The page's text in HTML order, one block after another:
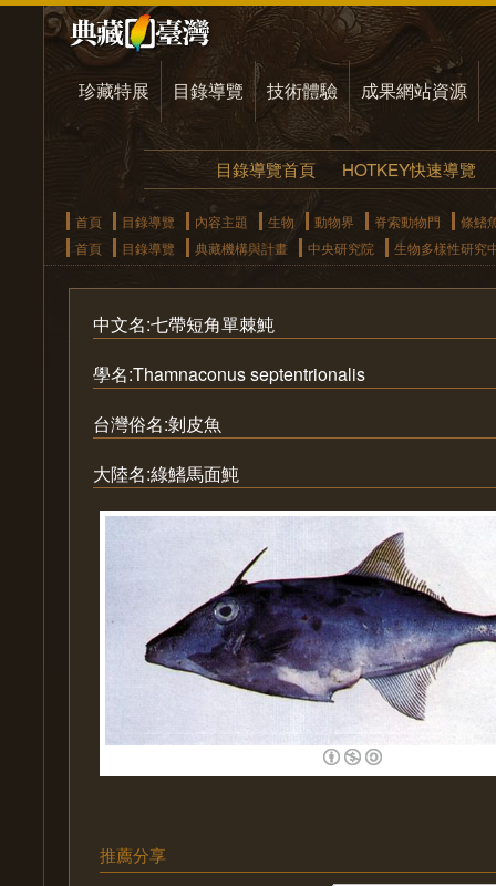
珍藏特展 目錄導覽 技術體驗 成果網站資源
目錄導覽首頁 HOTKEY快速導覽
首頁 目錄導覽 內容主題 生物 動物界 脊索動物門
條鰭
首頁
目錄導覽 典藏機構與計畫 中央研究院 生物多樣性研究
中文名:七帶短角單棘魨
學名:Thamnaconus septentrionalis
台灣俗名:剝皮魚
大陸名:綠鰭馬面魨
推薦分享